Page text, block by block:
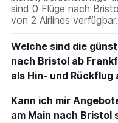
sind 0 Flüge nach
von 2 Airlines verfügbar.
Welche sind die
nach Bristol ab
als Hin- und Rückflug
Kann ich mir
am Main nach Bristol